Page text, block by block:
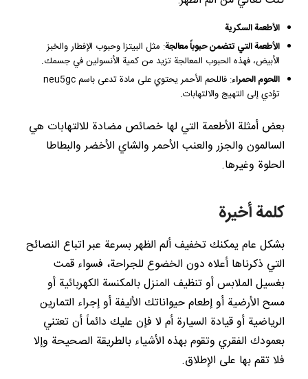
الأطعمة السكرية
الأطعمة التي تتضمن حبوباً معالجة: مثل البيتزا وحبوب الإفطار والخبز
الأبيض، فهذه الحبوب المعالجة تزيد من كمية الأنسولين في جسمك.
اللحوم الحمراء
: فاللحم الأحمر يحتوي على مادة تدعى باسم neu5gc
تؤدي إلى التهيج والالتهابات.
بعض أمثلة الأطعمة التي لها خصائص مضادة للالتهابات هي
السالمون والجزر والعنب الأحمر والشاي الأخضر والبطاطا
الحلوة وغيرها.
كلمة أخيرة
بشكل عام يمكنك تخفيف ألم الظهر بسرعة عبر اتباع النصائح
التي ذكرناها أعلاه دون الخضوع للجراحة، فسواء قمت
بغسيل الملابس أو تنظيف المنزل بالمكنسة الكهربائية أو
مسح الأرضية أو إطعام حيواناتك الأليفة أو إجراء التمارين
الرياضية أو قيادة السيارة أم لا فإن عليك دائماً أن تعتني
بعمودك الفقري وتقوم بهذه الأشياء بالطريقة الصحيحة وإلا
فلا تقم بها على الإطلاق.